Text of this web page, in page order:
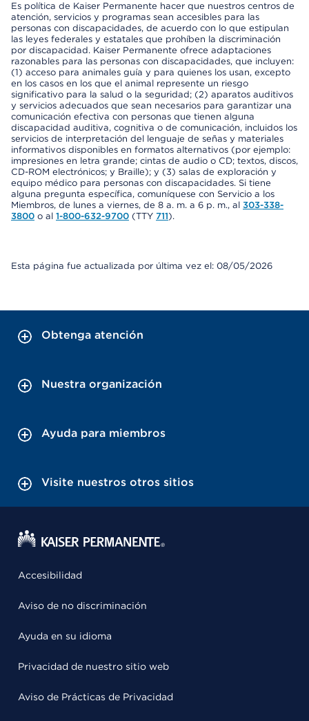
Es política de Kaiser Permanente hacer que nuestros centros de
atención, servicios y programas sean accesibles para las
personas con discapacidades, de acuerdo con lo que estipulan
las leyes federales y estatales que prohíben la discriminación
por discapacidad. Kaiser Permanente ofrece adaptaciones
razonables para las personas con discapacidades, que incluyen:
(1) acceso para animales guía y para quienes los usan, excepto
en los casos en los que el animal represente un riesgo
significativo para la salud o la seguridad; (2) aparatos auditivos
y servicios adecuados que sean necesarios para garantizar una
comunicación efectiva con personas que tienen alguna
discapacidad auditiva, cognitiva o de comunicación, incluidos los
servicios de interpretación del lenguaje de señas y materiales
informativos disponibles en formatos alternativos (por ejemplo:
impresiones en letra grande; cintas de audio o CD; textos, discos,
CD-ROM electrónicos; y Braille); y (3) salas de exploración y
equipo médico para personas con discapacidades. Si tiene
alguna pregunta específica, comuníquese con Servicio a los
Miembros, de lunes a viernes, de 8 a. m. a 6 p. m., al 303-338-
3800 o al 1-800-632-9700 (TTY 711).
Esta página fue actualizada por última vez el: 08/05/2026
Obtenga atención
Nuestra organización
Ayuda para miembros
Visite nuestros otros sitios
Accesibilidad
Aviso de no discriminación
Ayuda en su idioma
Privacidad de nuestro sitio web
Aviso de Prácticas de Privacidad